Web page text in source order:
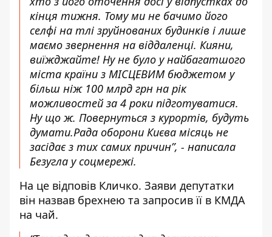
кінця тижня. Тому ми не бачимо його
селфі на тлі зруйнованих будинків і лише
маємо звернення на віддаленці. Кияни,
виїжджайте! Ну не було у найбагатшого
міста країни з МІСЦЕВИМ бюджетом у
більш ніж 100 млрд грн на рік
можливостей за 4 роки підготуватися.
Ну що ж. Повернуться з курортів, будуть
думати.Рада оборони Києва місяць не
засідає з тих самих причин”, - написала
Безугла у соцмережі.
На це відповів Кличко. Заяви депутатки
він назвав брехнею та запросив її в КМДА
на чай.